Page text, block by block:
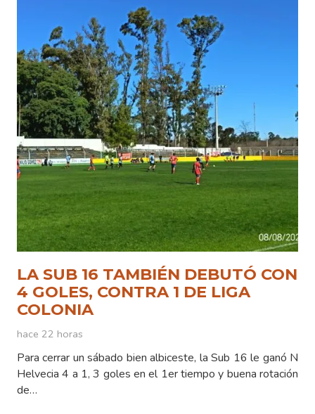
LA SUB 16 TAMBIÉN DEBUTÓ CON
4 GOLES, CONTRA 1 DE LIGA
COLONIA
hace 22 horas
Para cerrar un sábado bien albiceste, la Sub 16 le ganó N
Helvecia 4 a 1, 3 goles en el 1er tiempo y buena rotación
de…